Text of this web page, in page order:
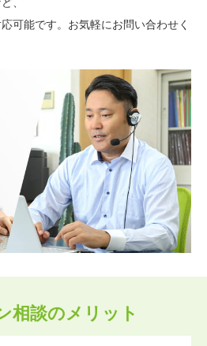
可能です。お気軽にお問い合わせく
相談のメリット